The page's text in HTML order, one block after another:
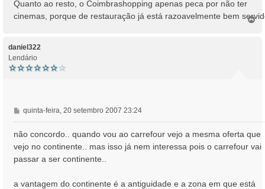
Quanto ao resto, o Coimbrashopping apenas peca por não ter
cinemas, porque de restauração já está razoavelmente bem
T
daniel322
Lendário
M
e
n
s
a
g
m
quinta-feira, 20 setembro 2007 23:24
não concordo.. quando vou ao carrefour vejo a mesma oferta que
vejo no continente.. mas isso já nem interessa pois o carrefour vai
passar a ser continente..
a vantagem do continente é a antiguidade e a zona em que está